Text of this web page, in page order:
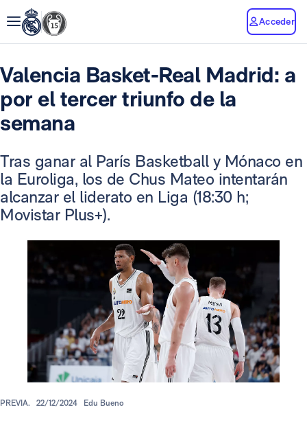
Acceder
Valencia Basket-Real Madrid: a
por el tercer triunfo de la
semana
Tras ganar al París Basketball y Mónaco en
la Euroliga, los de Chus Mateo intentarán
alcanzar el liderato en Liga (18:30 h;
Movistar Plus+).
PREVIA. 22/12/2024 Edu Bueno